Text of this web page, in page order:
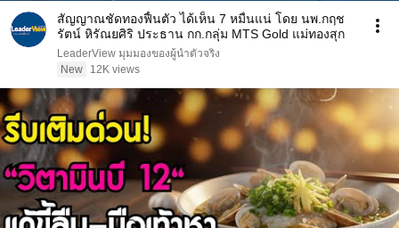
สัญญาณชัดทองฟื้นตัว ได้เห็น 7 หมื่นแน่ โดย นพ.กฤช
รัตน์ หิรัณยศิริ ประธาน กก.กลุ่ม MTS Gold แม่ทองสุก
LeaderView มุมมองของผู้นำตัวจริง
New
12K views